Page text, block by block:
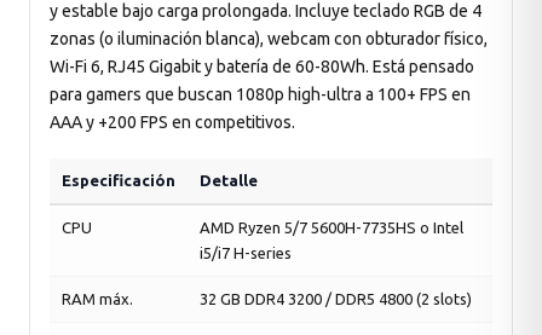
y estable bajo carga prolongada. Incluye teclado RGB de 4
zonas (o iluminación blanca), webcam con obturador físico,
Wi-Fi 6, RJ45 Gigabit y batería de 60-80Wh. Está pensado
para gamers que buscan 1080p high-ultra a 100+ FPS en
AAA y +200 FPS en competitivos.
Especificación Detalle
CPU
AMD Ryzen 5/7 5600H-7735HS o Intel
i5/i7 H-series
RAM máx. 32 GB DDR4 3200 / DDR5 4800 (2 slots)